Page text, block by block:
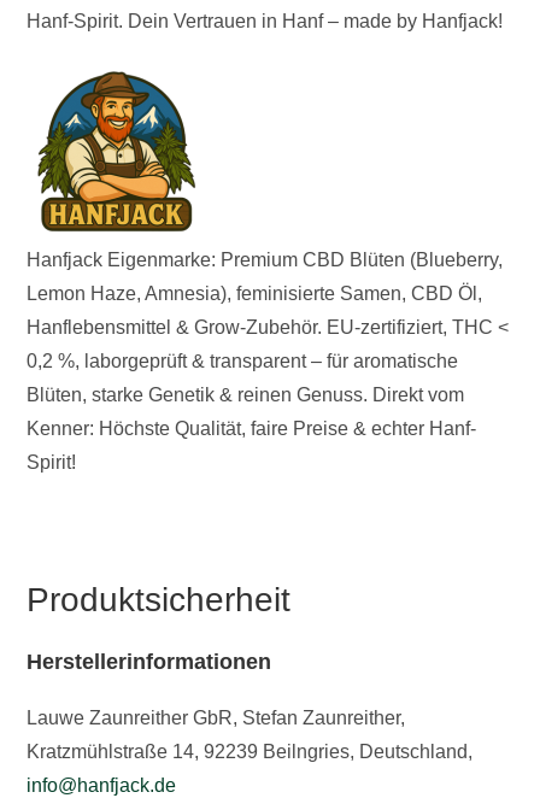
Hanf-Spirit. Dein Vertrauen in Hanf – made by Hanfjack!
Hanfjack Eigenmarke: Premium CBD Blüten (Blueberry,
Lemon Haze, Amnesia), feminisierte Samen, CBD Öl,
Hanflebensmittel & Grow-Zubehör. EU-zertifiziert, THC <
0,2 %, laborgeprüft & transparent – für aromatische
Blüten, starke Genetik & reinen Genuss. Direkt vom
Kenner: Höchste Qualität, faire Preise & echter Hanf-
Spirit!
Produktsicherheit
Herstellerinformationen
Lauwe Zaunreither GbR, Stefan Zaunreither,
Kratzmühlstraße 14, 92239 Beilngries, Deutschland,
info@hanfjack.de